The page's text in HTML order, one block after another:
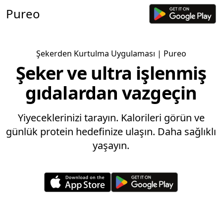
Pureo
Şekerden Kurtulma Uygulaması | Pureo
Şeker ve ultra işlenmiş
gıdalardan vazgeçin
Yiyeceklerinizi tarayın. Kalorileri görün ve
günlük protein hedefinize ulaşın. Daha sağlıklı
yaşayın.